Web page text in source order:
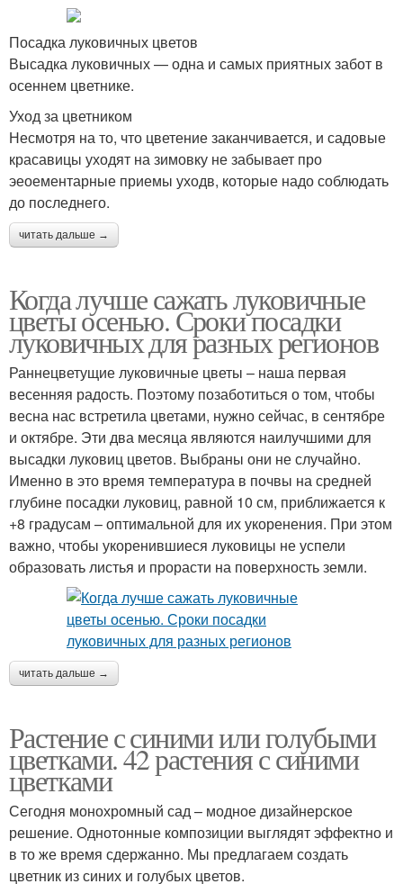
Посадка луковичных цветов
Высадка луковичных — одна и самых приятных забот в
осеннем цветнике.
Уход за цветником
Несмотря на то, что цветение заканчивается, и садовые
красавицы уходят на зимовку не забывает про
эеоементарные приемы уходв, которые надо соблюдать
до последнего.
читать дальше →
Когда лучше сажать луковичные
цветы осенью. Сроки посадки
луковичных для разных регионов
Раннецветущие луковичные цветы – наша первая
весенняя радость. Поэтому позаботиться о том, чтобы
весна нас встретила цветами, нужно сейчас, в сентябре
и октябре. Эти два месяца являются наилучшими для
высадки луковиц цветов. Выбраны они не случайно.
Именно в это время температура в почвы на средней
глубине посадки луковиц, равной 10 см, приближается к
+8 градусам – оптимальной для их укоренения. При этом
важно, чтобы укоренившиеся луковицы не успели
образовать листья и прорасти на поверхность земли.
читать дальше →
Растение с синими или голубыми
цветками. 42 растения с синими
цветками
Сегодня монохромный сад – модное дизайнерское
решение. Однотонные композиции выглядят эффектно и
в то же время сдержанно. Мы предлагаем создать
цветник из синих и голубых цветов.